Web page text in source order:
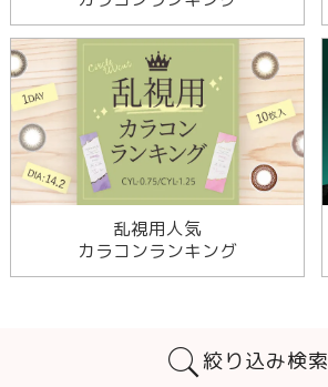
乱視用人気
カラコンランキング
絞り込み検索